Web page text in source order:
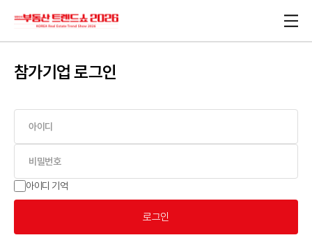
참가기업 로그인
아이디 기억
로그인